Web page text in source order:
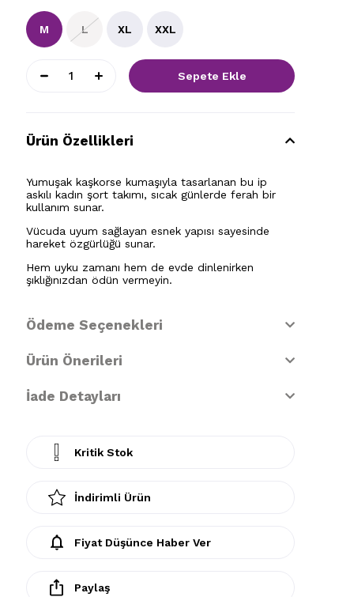
M L XL XXL
Ürün Özellikleri
Yumuşak kaşkorse kumaşıyla tasarlanan bu ip
askılı kadın şort takımı, sıcak günlerde ferah bir
kullanım sunar.
Vücuda uyum sağlayan esnek yapısı sayesinde
hareket özgürlüğü sunar.
Hem uyku zamanı hem de evde dinlenirken
şıklığınızdan ödün vermeyin.
Ödeme Seçenekleri
Ürün Önerileri
İade Detayları
Kritik Stok
İndirimli Ürün
Fiyat Düşünce Haber Ver
Paylaş